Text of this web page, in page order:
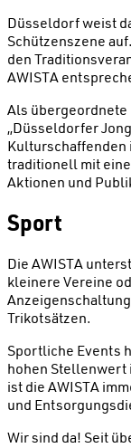
Düsseldorf weist
Schützenszene
den
AWISTA
Als
„Düsseldorfer
Kulturschaffenden
traditionell mit
Aktionen und
Sport
Die AWISTA
kleinere Vereine
Trikotsätzen.
Sportliche Events
hohen Stellenwert
ist die AWISTA
und
Wir sind da! Seit